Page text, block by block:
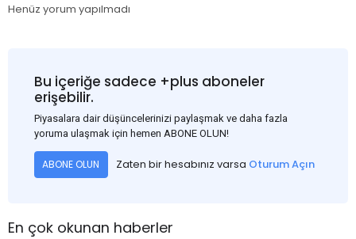
Henüz yorum yapılmadı
Bu içeriğe sadece +plus aboneler
erişebilir.
Piyasalara dair düşüncelerinizi paylaşmak ve daha fazla
yoruma ulaşmak için hemen ABONE OLUN!
ABONE OLUN Zaten bir hesabınız varsa Oturum Açın
En çok okunan haberler